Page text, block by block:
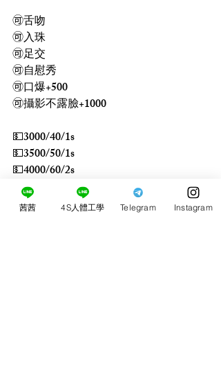
🉑舌吻
🉑入珠
🉑足交
🉑自慰秀
🉑口爆+500
🉑攝影不露臉+1000
💵3000/40/1s
💵3500/50/1s
💵4000/60/2s
買2送1s
茜茜 4S人體工學 Telegram Instagram